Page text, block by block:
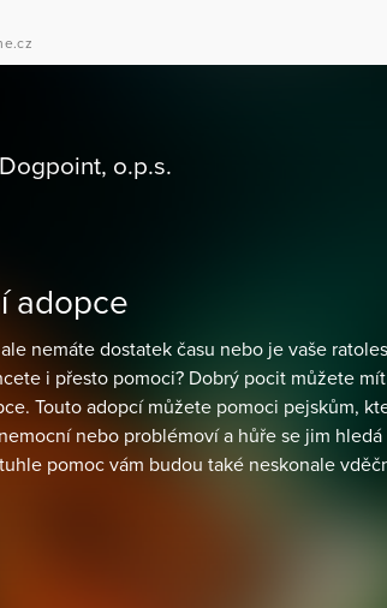
Dogpoint, o.p.s.
adopce
nemáte dostatek času nebo je vaše
i přesto pomoci? Dobrý pocit můžete
Touto adopcí můžete pomoci pejskům,
nebo problémoví a hůře se jim hledá
pomoc vám budou také neskonale